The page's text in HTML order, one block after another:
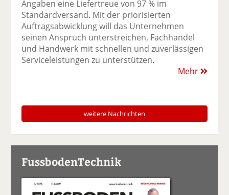
Angaben eine Liefertreue von 97 % im
Standardversand. Mit der priorisierten
Auftragsabwicklung will das Unternehmen
seinen Anspruch unterstreichen, Fachhandel
und Handwerk mit schnellen und zuverlässigen
Serviceleistungen zu unterstützen.
Mehr
weitere Nachrichten
FussbodenTechnik